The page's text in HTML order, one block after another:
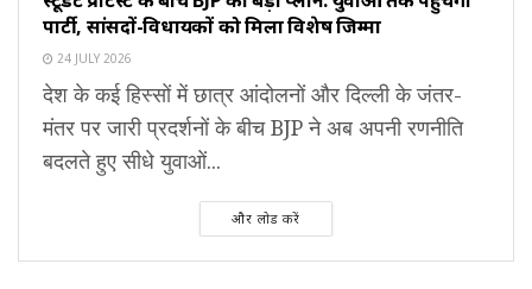
पार्टी, सांसदों-विधायकों को मिला विशेष जिम्मा
24 JULY 2026
देश के कई हिस्सों में छात्र आंदोलनों और दिल्ली के जंतर-
मंतर पर जारी प्रदर्शनों के बीच BJP ने अब अपनी रणनीति
बदलते हुए सीधे युवाओं...
और लोड करें